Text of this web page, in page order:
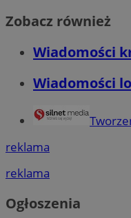
Zobacz również
Wiadomości
Wiadomości
reklama
reklama
Ogłoszenia